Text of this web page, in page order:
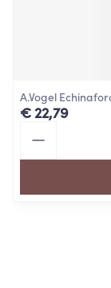
A.Vogel
€ 22,79